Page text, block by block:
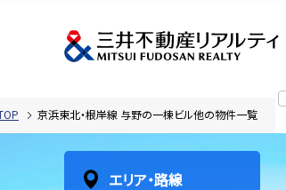
京浜東北・根岸線 与野の一棟ビル他の物件一覧
エリア・路線